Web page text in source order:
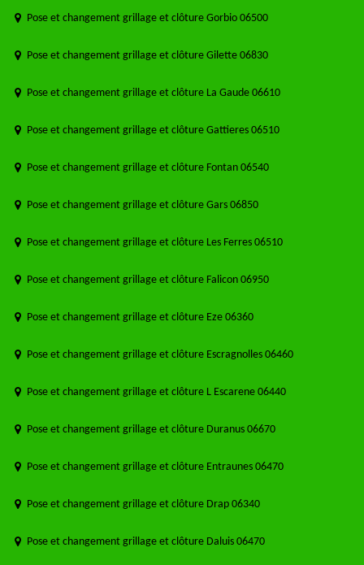
Pose et changement grillage et clôture Gorbio 06500
Pose et changement grillage et clôture Gilette 06830
Pose et changement grillage et clôture La Gaude 06610
Pose et changement grillage et clôture Gattieres 06510
Pose et changement grillage et clôture Fontan 06540
Pose et changement grillage et clôture Gars 06850
Pose et changement grillage et clôture Les Ferres 06510
Pose et changement grillage et clôture Falicon 06950
Pose et changement grillage et clôture Eze 06360
Pose et changement grillage et clôture Escragnolles 06460
Pose et changement grillage et clôture L Escarene 06440
Pose et changement grillage et clôture Duranus 06670
Pose et changement grillage et clôture Entraunes 06470
Pose et changement grillage et clôture Drap 06340
Pose et changement grillage et clôture Daluis 06470